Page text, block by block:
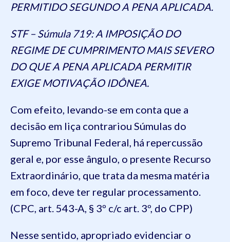
PERMITIDO SEGUNDO A PENA APLICADA.
STF – Súmula 719: A IMPOSIÇÃO DO
REGIME DE CUMPRIMENTO MAIS SEVERO
DO QUE A PENA APLICADA PERMITIR
EXIGE MOTIVAÇÃO IDÔNEA.
Com efeito, levando-se em conta que a
decisão em liça contrariou Súmulas do
Supremo Tribunal Federal, há repercussão
geral e, por esse ângulo, o presente Recurso
Extraordinário, que trata da mesma matéria
em foco, deve ter regular processamento.
(CPC, art. 543-A, § 3º c/c art. 3º, do CPP)
Nesse sentido, apropriado evidenciar o